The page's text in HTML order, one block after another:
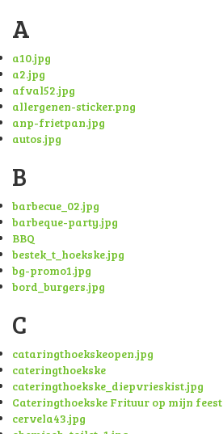
A
a10.jpg
a2.jpg
afval52.jpg
allergenen-sticker.png
anp-frietpan.jpg
autos.jpg
B
barbecue_02.jpg
barbeque-party.jpg
BBQ
bestek_t_hoekske.jpg
bg-promo1.jpg
bord_burgers.jpg
C
cataringthoekskeopen.jpg
cateringthoekske
cateringthoekske_diepvrieskist.jpg
Cateringthoekske Frituur op mijn feest
cervela43.jpg